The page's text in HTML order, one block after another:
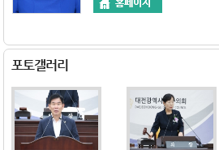
포토갤러리